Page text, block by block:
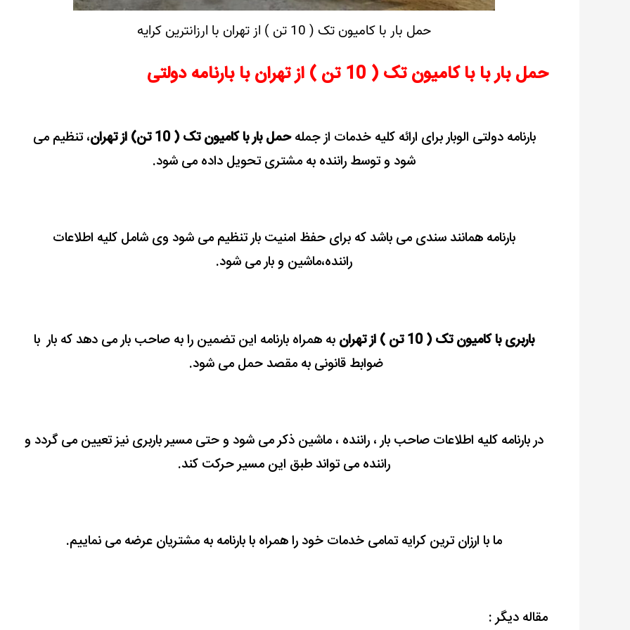
حمل بار با کامیون تک ( 10 تن ) از تهران با ارزانترین کرایه
حمل بار با با کامیون تک ( 10 تن ) از تهران با بارنامه دولتی
بارنامه دولتی الوبار برای ارائه کلیه خدمات از جملهحمل بار با کامیون تک ( 10 تن) از تهران ، تنظیممی
شود و توسط راننده به مشتری تحویل داده می شود.
بارنامه همانند سندی می باشد که برای حفظ امنیت بار تنظیم می شود وی شامل کلیه اطلاعات
راننده،ماشین و بار می شود.
باربری با کامیون تک ( 10 تن ) از تهران
به همراه بارنامه این تضمین را به صاحب بار می دهد که بار با
ضوابط قانونی به مقصد حمل می شود.
در بارنامه کلیه اطلاعات صاحب بار ، راننده ، ماشین ذکر می شود و حتی مسیر باربری نیز تعیین می گردد و
راننده می تواند طبق این مسیر حرکت کند.
ما با ارزان ترین کرایه تمامی خدمات خود را همراه با بارنامه به مشتریان عرضه می نماییم.
مقاله دیگر :